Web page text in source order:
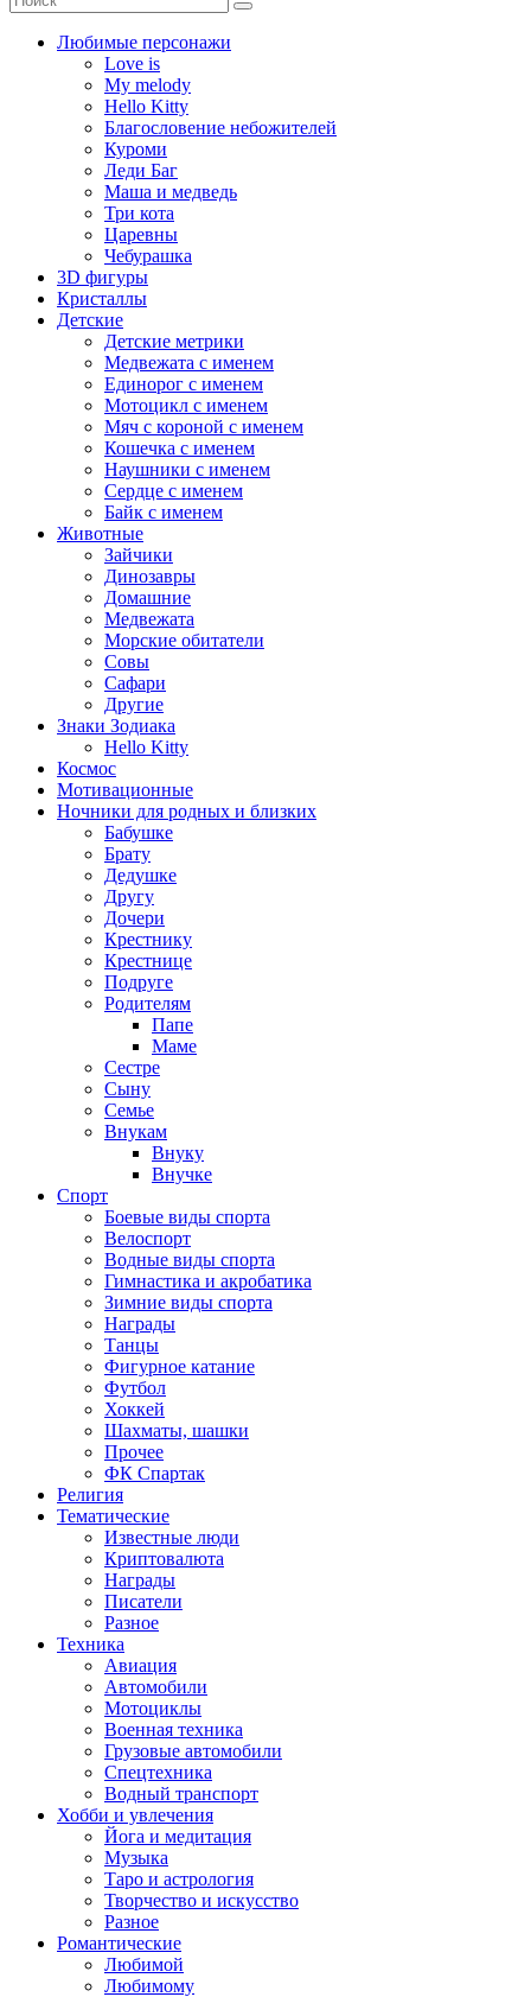
Любимые персонажи
Love is
My melody
Hello Kitty
Благословение небожителей
Куроми
Леди Баг
Маша и медведь
Три кота
Царевны
Чебурашка
3D фигуры
Кристаллы
Детские
Детские метрики
Медвежата с именем
Единорог с именем
Мотоцикл с именем
Мяч с короной с именем
Кошечка с именем
Наушники с именем
Сердце с именем
Байк с именем
Животные
Зайчики
Динозавры
Домашние
Медвежата
Морские обитатели
Совы
Сафари
Другие
Знаки Зодиака
Hello Kitty
Космос
Мотивационные
Ночники для родных и близких
Бабушке
Брату
Дедушке
Другу
Дочери
Крестнику
Крестнице
Подруге
Родителям
Папе
Маме
Сестре
Сыну
Семье
Внукам
Внуку
Внучке
Спорт
Боевые виды спорта
Велоспорт
Водные виды спорта
Гимнастика и акробатика
Зимние виды спорта
Награды
Танцы
Фигурное катание
Футбол
Хоккей
Шахматы, шашки
Прочее
ФК Спартак
Религия
Тематические
Известные люди
Криптовалюта
Награды
Писатели
Разное
Техника
Авиация
Автомобили
Мотоциклы
Военная техника
Грузовые автомобили
Спецтехника
Водный транспорт
Хобби и увлечения
Йога и медитация
Музыка
Таро и астрология
Творчество и искусство
Разное
Романтические
Любимой
Любимому